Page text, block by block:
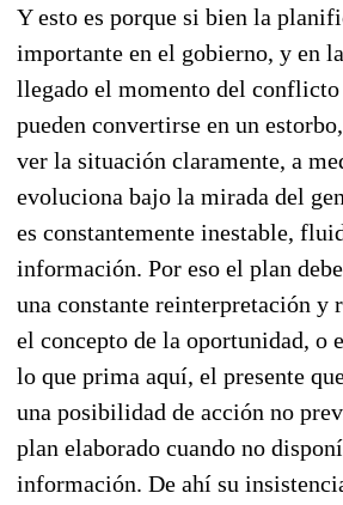
Y esto es porque si bien la
importante en el gobierno, y en
llegado el momento del
pueden convertirse en un
ver la situación claramente, a
evoluciona bajo la mirada del
es constantemente inestable,
información. Por eso el plan
una constante reinterpretación y
el concepto de la oportunidad, o
lo que prima aquí, el presente
una posibilidad de acción no
plan elaborado cuando no
información. De ahí su